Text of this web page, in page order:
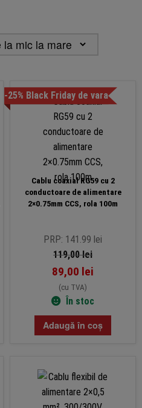
preț:
-25% Black Friday de vara
Cablu coaxial RG59 cu 2
conductoare de alimentare
2×0.75mm CCS, rola 100m
PRP: 141.99 lei
119,00lei
89,00 lei
(cu TVA)
În stoc
Adaugă în coș